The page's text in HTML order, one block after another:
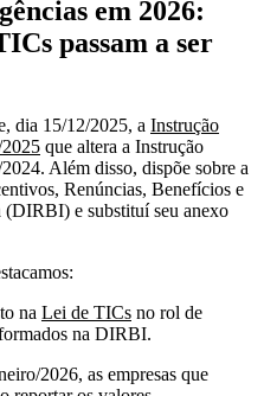
em 2026:
passam a ser
dia 15/12/2025, a Instrução
que altera a Instrução
Além disso, dispõe sobre a
Renúncias, Benefícios e
(DIRBI) e substituí seu anexo
na Lei de TICs no rol de
na DIRBI.
2026, as empresas que